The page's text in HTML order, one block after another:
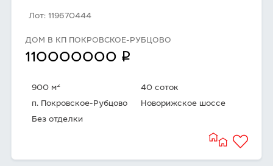
Лот: 119670444
ДОМ В КП ПОКРОВСКОЕ-РУБЦОВО
110000000 q
900 м2
40 соток
п. Покровское-Рубцово
Новорижское шоссе
Без отделки